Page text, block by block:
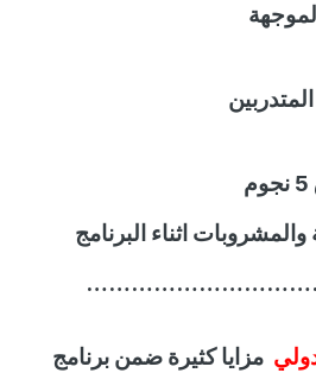
اثناء البرنامج
مزايا كثيرة ضمن برنامج